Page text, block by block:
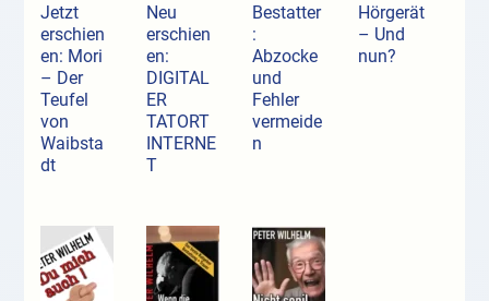
Jetzt
erschien
en: Mori
– Der
Teufel
von
Waibsta
dt
Neu
erschien
en:
DIGITAL
ER
TATORT
INTERNE
T
Bestatter
:
Abzocke
und
Fehler
vermeide
n
Hörgerät
– Und
nun?